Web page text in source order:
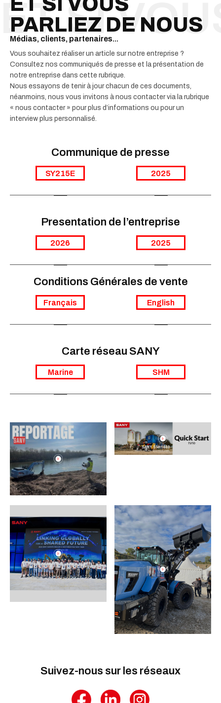
PARLIEZ DE NOUS
Médias, clients, partenaires...
Vous souhaitez réaliser un article sur notre entreprise ?
Consultez nos communiqués de presse et la présentation de
notre entreprise dans cette rubrique.
Nous essayons de tenir à jour chacun de ces documents,
néanmoins, nous vous invitons à nous contacter via la rubrique
« nous contacter » pour plus d’informations ou pour un
interview plus personnalisé.
Communique de presse
SY215E 2025
Presentation de l’entreprise
2026 2025
Conditions Générales de vente
Français English
Carte réseau SANY
Marine SHM
Suivez-nous sur les réseaux